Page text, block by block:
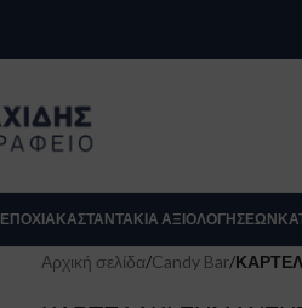
ΕΠΟΧΙΑΚΆΣΤΑΝΤΆΚΙΑ ΑΞΙΟΛΟΓΉΣΕΩΝ
Αρχική σελίδα/Candy Bar/